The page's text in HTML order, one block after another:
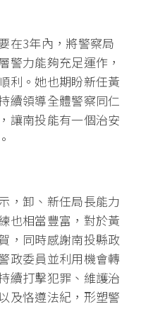
在3年內，將警察局
警力能夠充足運作，
利。她也期盼新任黃
續領導全體警察同仁
讓南投能有一個治安
，卸、新任局長能力
也相當豐富，對於黃
，同時感謝南投縣政
政委員並利用機會轉
續打擊犯罪、維護治
及恪遵法紀，形塑警